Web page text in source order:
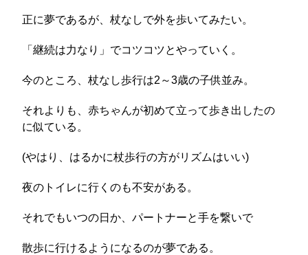
正に夢であるが、杖なしで外を歩いてみたい。
「継続は力なり」でコツコツとやっていく。
今のところ、杖なし歩行は2～3歳の子供並み。
それよりも、赤ちゃんが初めて立って歩き出したの
に似ている。
(やはり、はるかに杖歩行の方がリズムはいい)
夜のトイレに行くのも不安がある。
それでもいつの日か、パートナーと手を繋いで
散歩に行けるようになるのが夢である。